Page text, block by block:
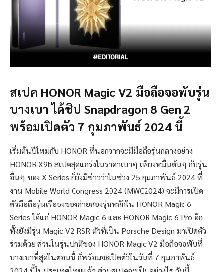
สเปค HONOR Magic V2 มือถือจอพับรุ่น
บางเบา ได้ชิป Snapdragon 8 Gen 2
พร้อมเปิดตัว 7 กุมภาพันธ์ 2024 นี้
เริ่มต้นปีใหม่กับ HONOR ที่นอกจากจะมีมือถือรุ่นกลางอย่าง
HONOR X9b สเปคสุดแกร่งในราคาเบาๆ เพียงหมื่นต้นๆ กับรุ่น
อื่นๆ ของ X Series ก็ยังมีข่าวว่าในช่วง 25 กุมภาพันธ์ 2024 ที่
งาน Mobile World Congress 2024 (MWC2024) จะมีการเปิด
ตัวมือถือรุ่นเรือธงของค่ายสองรุ่นหลักใน HONOR Magic 6
Series ได้แก่ HONOR Magic 6 และ HONOR Magic 6 Pro อีก
ทั้งยังมีรุ่น Magic V2 RSR ตัวที่เป็น Porsche Design มาเปิดตัว
ร่วมด้วย ส่วนในรุ่นปกติของ HONOR Magic V2 มือถือจอพับที่
บางเบาที่สุดในตอนนี้ ก็พร้อมจะเปิดตัวในวันที่ 7 กุมภาพันธ์